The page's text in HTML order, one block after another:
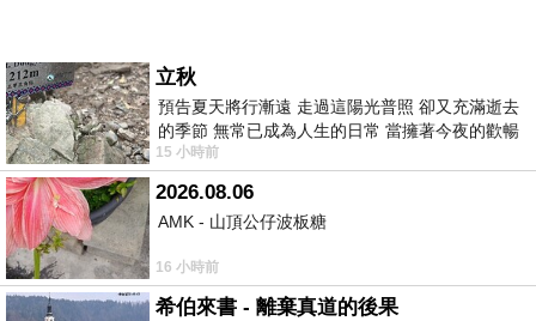
立秋
預告夏天將行漸遠 走過這陽光普照 卻又充滿逝去
的季節 無常已成為人生的日常 當擁著今夜的歡暢
舒心 轉眼驟成昨日 而明晨 太陽
15 小時前
2026.08.06
AMK - 山頂公仔波板糖
16 小時前
希伯來書 - 離棄真道的後果